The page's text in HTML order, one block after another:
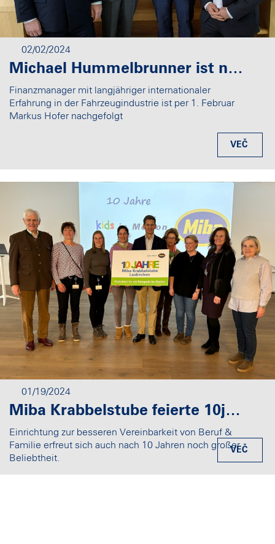
02/02/2024
Michael Hummelbrunner ist neuer CFO der Miba AG
Finanzmanager mit langjähriger internationaler
Erfahrung in der Fahrzeugindustrie ist per 1. Februar
Markus Hofer nachgefolgt
VEČ
01/19/2024
Miba Krabbelstube feierte 10jähriges Jubiläum: Seit 2014 wurden bereits 127 Kinder betreut
Einrichtung zur besseren Vereinbarkeit von Beruf &
Familie erfreut sich auch nach 10 Jahren noch großer
Beliebtheit.
VEČ